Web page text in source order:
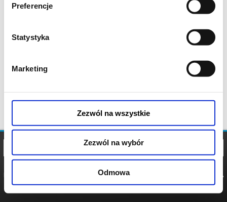
Preferencje
Statystyka
Marketing
Zezwól na wszystkie
Zezwól na wybór
Odmowa
POLITYKA
POLITYKA